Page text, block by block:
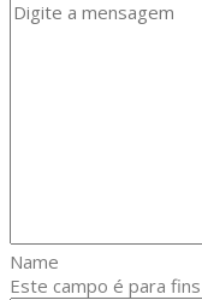
Name
Este campo é para